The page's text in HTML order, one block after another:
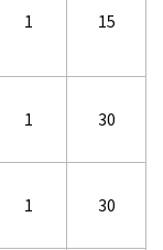
1 15
1 30
1 30